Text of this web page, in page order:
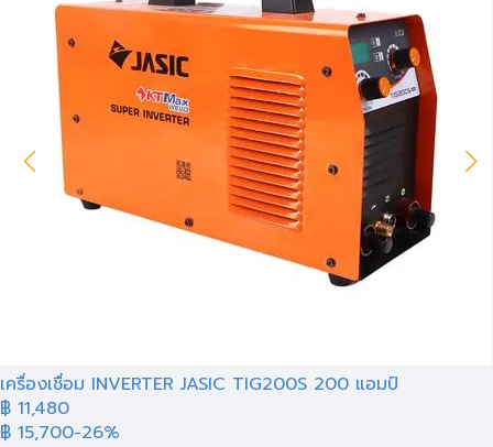
เครื่องเชื่อม INVERTER JASIC TIG200S 200 แอมป์
฿ 11,480
฿ 15,700-26%